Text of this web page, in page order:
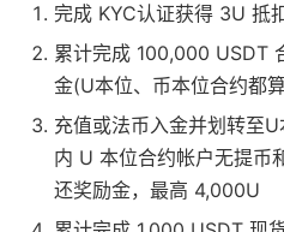
完成 KYC认证获得 3U 抵
累计完成 100,000 USDT
金(U本位、币本位合约都
充值或法币入金并划转至
内 U 本位合约帐户无提币
还奖励金，最高 4,000U